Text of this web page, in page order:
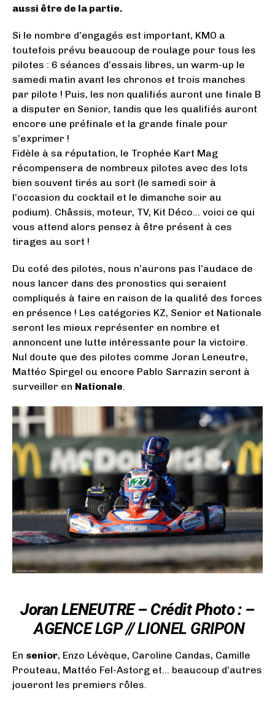
aussi être de la partie.
Si le nombre d’engagés est important, KMO a
toutefois prévu beaucoup de roulage pour tous les
pilotes : 6 séances d’essais libres, un warm-up le
samedi matin avant les chronos et trois manches
par pilote ! Puis, les non qualifiés auront une finale B
a disputer en Senior, tandis que les qualifiés auront
encore une préfinale et la grande finale pour
s’exprimer !
Fidèle à sa réputation, le Trophée Kart Mag
récompensera de nombreux pilotes avec des lots
bien souvent tirés au sort (le samedi soir à
l’occasion du cocktail et le dimanche soir au
podium). Châssis, moteur, TV, Kit Déco… voici ce qui
vous attend alors pensez à être présent à ces
tirages au sort !
Du coté des pilotes, nous n’aurons pas l’audace de
nous lancer dans des pronostics qui seraient
compliqués à faire en raison de la qualité des forces
en présence ! Les catégories KZ, Senior et Nationale
seront les mieux représenter en nombre et
annoncent une lutte intéressante pour la victoire.
Nul doute que des pilotes comme Joran Leneutre,
Mattéo Spirgel ou encore Pablo Sarrazin seront à
surveiller en Nationale.
Joran LENEUTRE – Crédit Photo : –
AGENCE LGP // LIONEL GRIPON
En senior, Enzo Lévèque, Caroline Candas, Camille
Prouteau, Mattéo Fel-Astorg et… beaucoup d’autres
joueront les premiers rôles.